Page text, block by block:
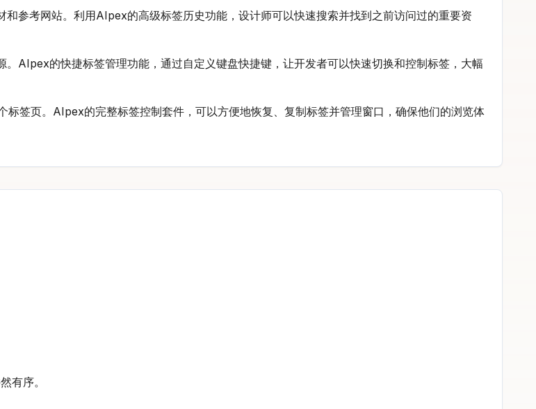
和参考网站。利用AIpex的高级标签历史功能，设计师可以快速搜索并找到之前访问过的重要资
。AIpex的快捷标签管理功能，通过自定义键盘快捷键，让开发者可以快速切换和控制标签，大幅
标签页。AIpex的完整标签控制套件，可以方便地恢复、复制标签并管理窗口，确保他们的浏览体
有序。